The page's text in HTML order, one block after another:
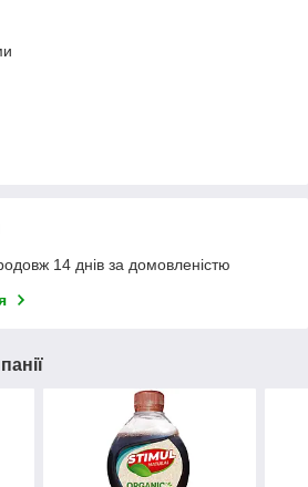
14 днів за домовленістю